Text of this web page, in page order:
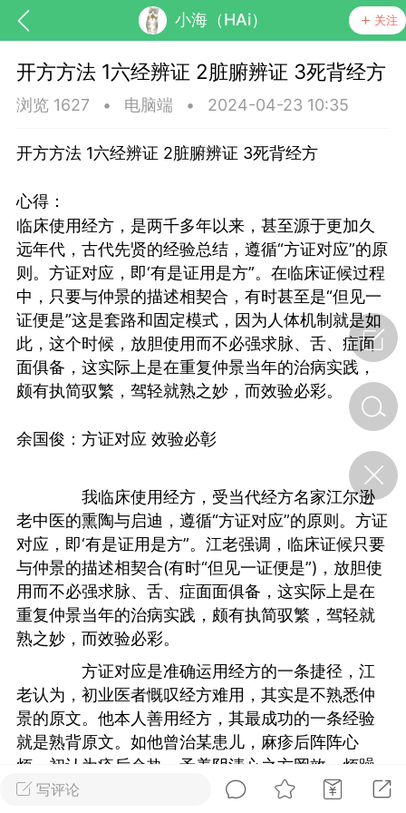
小海（HAi） 关注
，华夏中医人：家门口的中医人！
节气气象
0
问答
如何购买【理肺清瘟膏】
【养正护络膏】？
小海（HAi） 2
容平，顺时收
时精气
0
谷气行、营卫通：内经视角
下的脾胃调养要义
写评论
开方方法 1六经辨证 2脏腑辨证 3死背经方
浏览 1627 • 电脑端 • 2024-04-23 10:35
开方方法 1六经辨证 2脏腑辨证 3死背经方
心得：
临床使用经方，是两千多年以来，甚至源于更加久
远年代，古代先贤的经验总结，遵循“方证对应”的原
则。方证对应，即‘有是证用是方”。在临床证候过程
中，只要与仲景的描述相契合，有时甚至是“但见一
证便是”这是套路和固定模式，因为人体机制就是如
此，这个时候，放胆使用而不必强求脉、舌、症面
面俱备，这实际上是在重复仲景当年的治病实践，
颇有执简驭繁，驾轻就熟之妙，而效验必彩。
余国俊：方证对应 效验必彰
我临床使用经方，受当代经方名家江尔逊
老中医的熏陶与启迪，遵循“方证对应”的原则。方证
对应，即‘有是证用是方”。江老强调，临床证候只要
与仲景的描述相契合(有时“但见一证便是”)，放胆使
用而不必强求脉、舌、症面面俱备，这实际上是在
重复仲景当年的治病实践，颇有执简驭繁，驾轻就
熟之妙，而效验必彩。
方证对应是准确运用经方的一条捷径，江
老认为，初业医者慨叹经方难用，其实是不熟悉仲
景的原文。他本人善用经方，其最成功的一条经验
就是熟背原文。如他曾治某患儿，麻疹后阵阵心
烦，初认为疹后余热，予养阴清心之方罔效，烦躁
益频。每见家人进餐即索食，甫入口，则烦躁顿